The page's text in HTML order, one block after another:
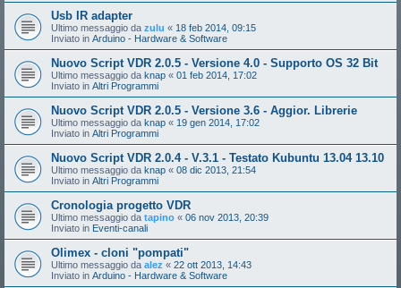
Usb IR adapter
Ultimo messaggio da zulu « 18 feb 2014, 09:15
Inviato in Arduino - Hardware & Software
Nuovo Script VDR 2.0.5 - Versione 4.0 - Supporto OS 32 Bit
Ultimo messaggio da knap « 01 feb 2014, 17:02
Inviato in Altri Programmi
Nuovo Script VDR 2.0.5 - Versione 3.6 - Aggior. Librerie
Ultimo messaggio da knap « 19 gen 2014, 17:02
Inviato in Altri Programmi
Nuovo Script VDR 2.0.4 - V.3.1 - Testato Kubuntu 13.04 13.10
Ultimo messaggio da knap « 08 dic 2013, 21:54
Inviato in Altri Programmi
Cronologia progetto VDR
Ultimo messaggio da tapino « 06 nov 2013, 20:39
Inviato in Eventi-canali
Olimex - cloni "pompati"
Ultimo messaggio da alez « 22 ott 2013, 14:43
Inviato in Arduino - Hardware & Software